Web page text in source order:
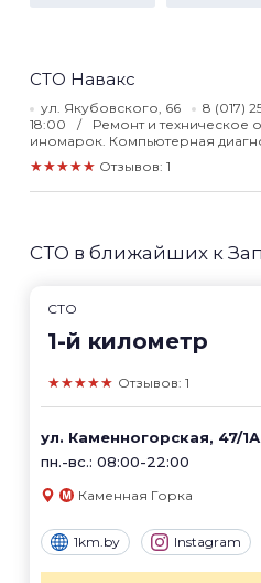
СТО Навакс
ул. Якубовского, 66 8 (017)
18:00
Ремонт и техническое
иномарок. Компьютерная
★★★★★ Отзывов: 1
СТО в ближайших к
СТО
1-й километр
★★★★★ Отзывов: 1
ул. Каменногорская, 47/1А
пн.-вс.: 08:00-22:00
Каменная Горка
1km.by Instagram